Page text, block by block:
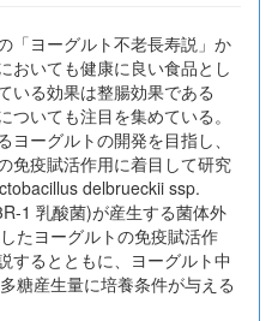
「ヨーグルト不老長寿説」か
おいても健康に良い食品とし
いる効果は整腸効果である
いても注目を集めている。
ーグルトの開発を目指し、
免疫賦活作用に着目して研究
delbrueckii ssp.
1 乳酸菌)が産生する菌体外
たヨーグルトの免疫賦活作
するとともに、ヨーグルト中
糖産生量に培養条件が与える